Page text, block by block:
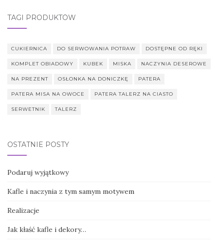
TAGI PRODUKTÓW
CUKIERNICA DO SERWOWANIA POTRAW DOSTĘPNE OD RĘKI
KOMPLET OBIADOWY KUBEK MISKA NACZYNIA DESEROWE
NA PREZENT OSŁONKA NA DONICZKĘ PATERA
PATERA MISA NA OWOCE PATERA TALERZ NA CIASTO
SERWETNIK TALERZ
OSTATNIE POSTY
Podaruj wyjątkowy
Kafle i naczynia z tym samym motywem
Realizacje
Jak kłaść kafle i dekory…